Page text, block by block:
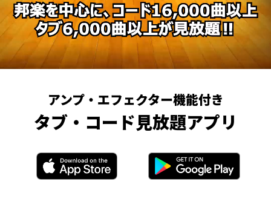
アンプ・エフェクター機能付き
タブ・コード見放題アプリ